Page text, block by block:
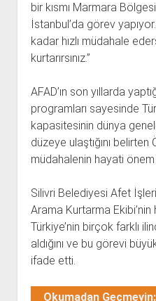
bir kısmı Marmara
İstanbul’da görev
kadar hızlı müdahale
kurtarırsınız.”
AFAD’ın son yıllarda
programları sayesinde
kapasitesinin dünya
düzeye ulaştığını belirten
müdahalenin hayati önem
Silivri Belediyesi Afet
Arama Kurtarma Ekibi’nin
Türkiye’nin birçok farklı
aldığını ve bu görevi
ifade etti.
Okumadan Geçmeyin: